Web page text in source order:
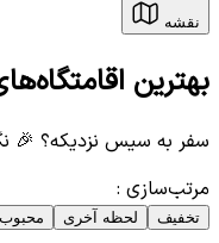
نقشه
بهترین
سفر به سیس نزدیکه؟ 🎉
مرتب‌سازی :
تخفیف لحظه آخری